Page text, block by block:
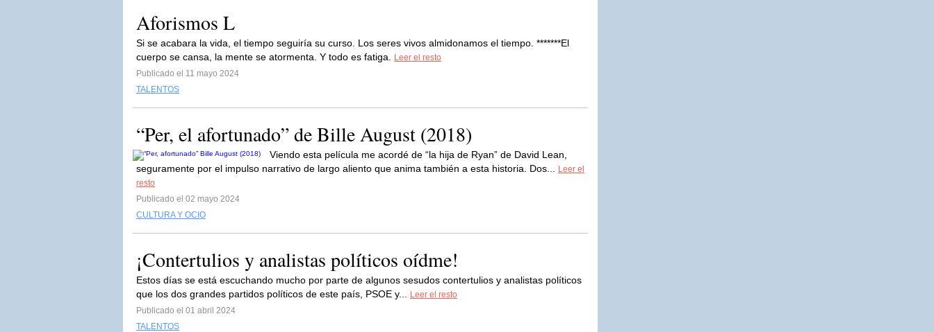
Aforismos L
Si se acabara la vida, el tiempo seguiría su curso. Los seres vivos almidonamos el tiempo. *******El
cuerpo se cansa, la mente se atormenta. Y todo es fatiga.
Leer el resto
Publicado el 11 mayo 2024
TALENTOS
“Per, el afortunado” de Bille August (2018)
Viendo esta película me acordé de “la hija de Ryan” de David Lean,
seguramente por el impulso narrativo de largo aliento que anima también a esta historia. Dos...
Leer el
resto
Publicado el 02 mayo 2024
CULTURA Y OCIO
¡Contertulios y analistas políticos oídme!
Estos días se está escuchando mucho por parte de algunos sesudos contertulios y analistas políticos
que los dos grandes partidos políticos de este país, PSOE y...
Leer el resto
Publicado el 01 abril 2024
TALENTOS